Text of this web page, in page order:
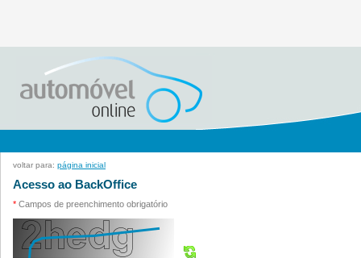
voltar para: página inicial
Acesso ao BackOffice
* Campos de preenchimento obrigatório